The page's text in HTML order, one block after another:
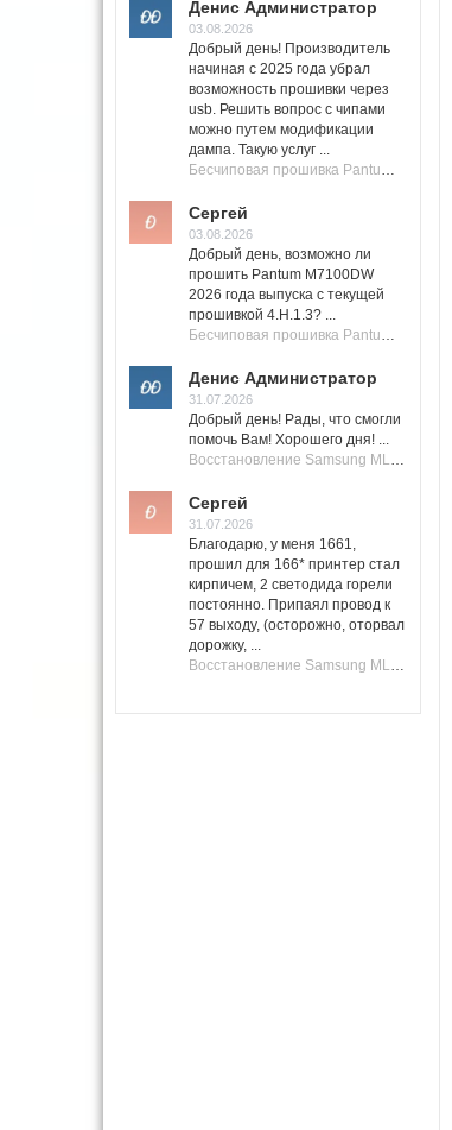
Денис Администратор
03.08.2026
Добрый день! Производитель
начиная с 2025 года убрал
возможность прошивки через
usb. Решить вопрос с чипами
можно путем модификации
дампа. Такую услуг ...
Бесчиповая прошивка Pantum M7100 Series (M7100, M7108, M7102, M7103, M7105)
Сергей
03.08.2026
Добрый день, возможно ли
прошить Pantum M7100DW
2026 года выпуска с текущей
прошивкой 4.H.1.3? ...
Бесчиповая прошивка Pantum M7100 Series (M7100, M7108, M7102, M7103, M7105)
Денис Администратор
31.07.2026
Добрый день! Рады, что смогли
помочь Вам! Хорошего дня! ...
Восстановление Samsung ML-1661, ML-1666 после не удачной прошивки.
Сергей
31.07.2026
Благодарю, у меня 1661,
прошил для 166* принтер стал
кирпичем, 2 светодида горели
постоянно. Припаял провод к
57 выходу, (осторожно, оторвал
дорожку, ...
Восстановление Samsung ML-1661, ML-1666 после не удачной прошивки.